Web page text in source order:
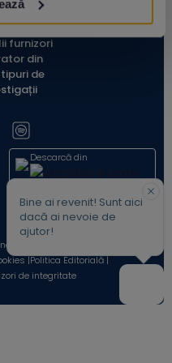
furnizori
din
de
Descarcă din
Shop Online |
|Politica Editorială |
de integritate
Bine ai revenit! Sunt aici
dacă ai nevoie de
ajutor!